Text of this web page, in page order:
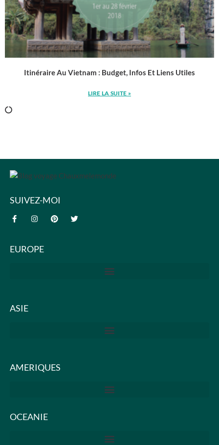
Itinéraire Au Vietnam : Budget, Infos Et Liens Utiles
LIRE LA SUITE »
SUIVEZ-MOI
EUROPE
ASIE
AMERIQUES
OCEANIE